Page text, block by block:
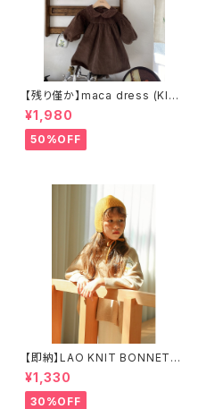
【残り僅か】maca dress (KID
S) コーデュロイワンピース
¥1,980
50%OFF
【即納】LAO KNIT BONNET
ニット帽
¥1,330
30%OFF